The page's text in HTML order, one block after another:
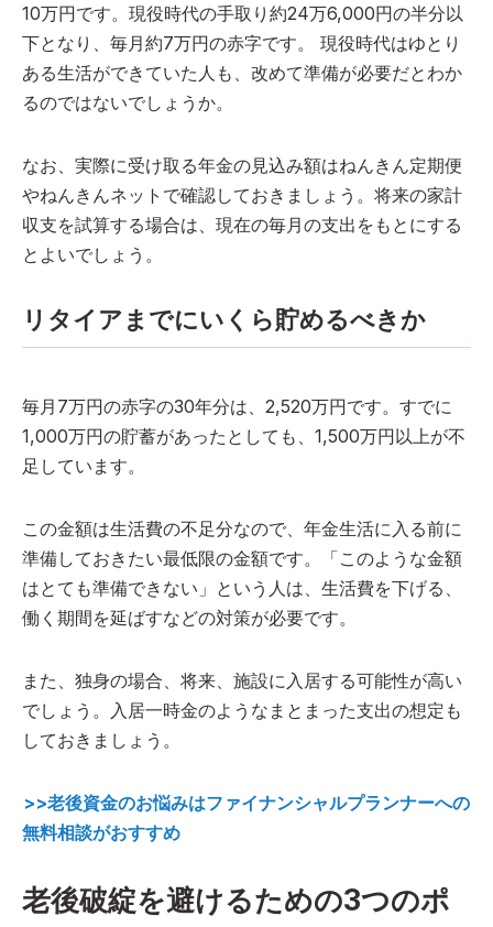
10万円です。現役時代の手取り約24万6,000円の半分以
下となり、毎月約7万円の赤字です。 現役時代はゆとり
ある生活ができていた人も、改めて準備が必要だとわか
るのではないでしょうか。
なお、実際に受け取る年金の見込み額はねんきん定期便
やねんきんネットで確認しておきましょう。将来の家計
収支を試算する場合は、現在の毎月の支出をもとにする
とよいでしょう。
リタイアまでにいくら貯めるべきか
毎月7万円の赤字の30年分は、2,520万円です。すでに
1,000万円の貯蓄があったとしても、1,500万円以上が不
足しています。
この金額は生活費の不足分なので、年金生活に入る前に
準備しておきたい最低限の金額です。「このような金額
はとても準備できない」という人は、生活費を下げる、
働く期間を延ばすなどの対策が必要です。
また、独身の場合、将来、施設に入居する可能性が高い
でしょう。入居一時金のようなまとまった支出の想定も
しておきましょう。
>>老後資金のお悩みはファイナンシャルプランナーへの
無料相談がおすすめ
老後破綻を避けるための3つのポ